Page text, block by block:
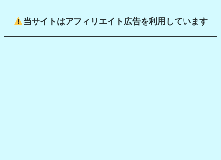
当サイトはアフィリエイト広告を利用しています